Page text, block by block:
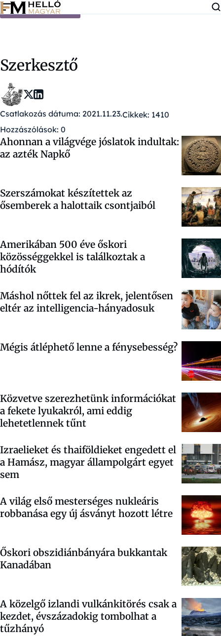
Ugrás a tartalomra
Szerkesztő
Csatlakozás dátuma: 2021.11.23.Cikkek: 1410
Hozzászólások: 0
Ahonnan a világvége jóslatok indultak:
az azték Napkő
Szerszámokat készítettek az
ősemberek a halottaik csontjaiból
Amerikában 500 éve őskori
közösséggekkel is találkoztak a
hódítók
Máshol nőttek fel az ikrek, jelentősen
eltér az intelligencia-hányadosuk
Mégis átléphető lenne a fénysebesség?
Közvetve szerezhetünk információkat
a fekete lyukakról, ami eddig
lehetetlennek tűnt
Izraelieket és thaiföldieket engedett el
a Hamász, magyar állampolgárt egyet
sem
A világ első mesterséges nukleáris
robbanása egy új ásványt hozott létre
Őskori obszidiánbányára bukkantak
Kanadában
A közelgő izlandi vulkánkitörés csak a
kezdet, évszázadokig tombolhat a
tűzhányó